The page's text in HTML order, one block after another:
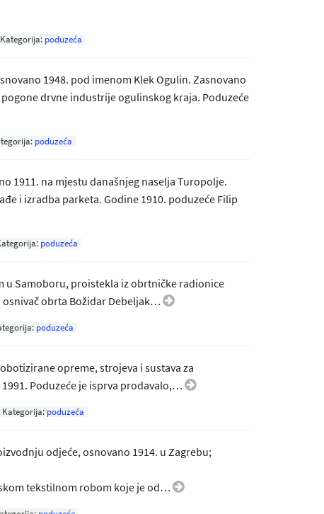
Kategorija: poduzeća
1948. pod imenom Klek Ogulin. Zasnovano
drvne industrije ogulinskog kraja. Poduzeće
poduzeća
1911. na mjestu današnjeg naselja Turopolje.
i izradba parketa. Godine 1910. poduzeće Filip
poduzeća
u Samoboru, proistekla iz obrtničke radionice
osnivač obrta Božidar Debeljak…
poduzeća
opreme, strojeva i sustava za
Poduzeće je isprva prodavalo,…
Kategorija: poduzeća
odjeće, osnovano 1914. u Zagrebu;
tekstilnom robom koje je od…